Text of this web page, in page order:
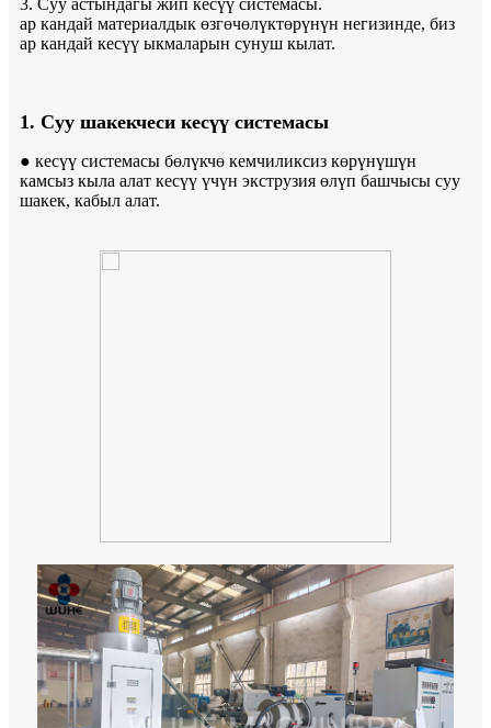
ар кандай материалдык өзгөчөлүктөрүнүн негизинде, биз
ар кандай кесүү ыкмаларын сунуш кылат.
1. Суу шакекчеси кесүү системасы
● кесүү системасы бөлүкчө кемчиликсиз көрүнүшүн
камсыз кыла алат кесүү үчүн экструзия өлүп башчысы суу
шакек, кабыл алат.